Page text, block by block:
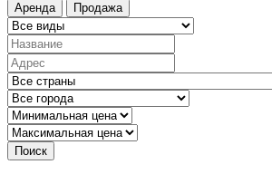
Аренда Продажа
Поиск